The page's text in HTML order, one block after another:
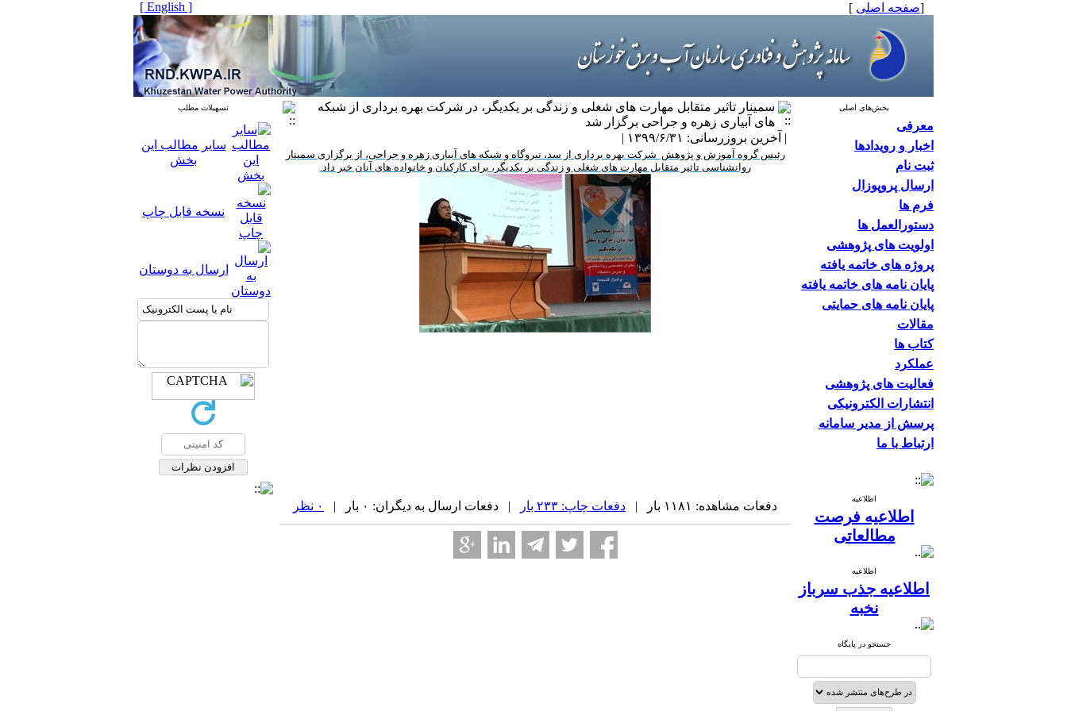
[صفحه اصلی ]
[ English ]
بخش‌های اصلی
معرفی
اخبار و رویدادها
ثبت نام
ارسال پروپوزال
فرم ها
دستورالعمل ها
اولویت های پژوهشی
پروژه های خاتمه یافته
پایان نامه های خاتمه یافته
پایان نامه های حمایتی
مقالات
کتاب ها
عملکرد
فعالیت های پژوهشی
انتشارات الکترونیکی
پرسش از مدیر سامانه
ارتباط با ما
اطلاعیه
اطلاعیه فرصت
مطالعاتی
اطلاعیه
اطلاعیه جذب سرباز
نخبه
جستجو در پایگاه
سمینار تاثیر متقابل مهارت های شغلی و زندگی بر یکدیگر، در شرکت بهره برداری از شبکه
های آبیاری زهره و جراحی برگزار شد
| آخرین بروزرسانی: ۱۳۹۹/۶/۳۱ |
رئیس گروه آموزش و پژوهش شرکت بهره برداری از سد، نیروگاه و شبکه های آبیاری زهره و جراحی، از برگزاری سمینار
روانشناسی تاثیر متقابل مهارت های شغلی و زندگی بر یکدیگر، برای کارکنان و خانواده های آنان خبر داد.
تسهیلات مطلب
سایر مطالب این
بخش
نسخه قابل چاپ
ارسال به دوستان
دفعات مشاهده: ۱۱۸۱ بار | دفعات چاپ: ۲۳۳ بار | دفعات ارسال به دیگران: ۰ بار | ۰ نظر